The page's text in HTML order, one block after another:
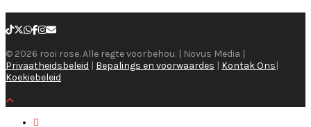
© 2026 rooi rose. Alle regte voorbehou. | Novus Media |
Privaatheidsbeleid | Bepalings en voorwaardes | Kontak Ons|
Koekiebeleid